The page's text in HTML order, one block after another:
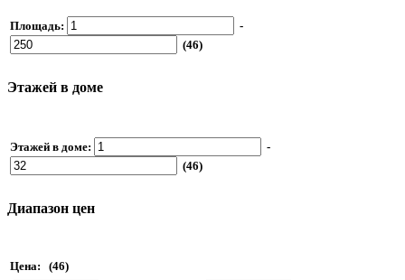
Площадь:
-
(46)
Этажей в доме
Этажей в доме:
-
(46)
Диапазон цен
Цена: (46)